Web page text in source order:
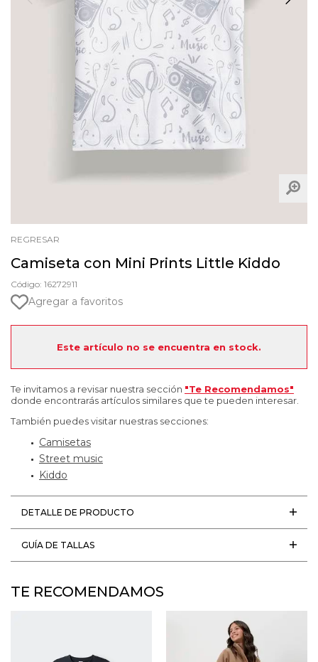
REGRESAR
Camiseta con Mini Prints Little Kiddo
Código: 16272911
Agregar a favoritos
Este artículo no se encuentra en stock.
Te invitamos a revisar nuestra sección "Te Recomendamos"
donde encontrarás artículos similares que te pueden interesar.
También puedes visitar nuestras secciones:
Camisetas
Street music
Kiddo
DETALLE DE PRODUCTO
GUÍA DE TALLAS
TE RECOMENDAMOS